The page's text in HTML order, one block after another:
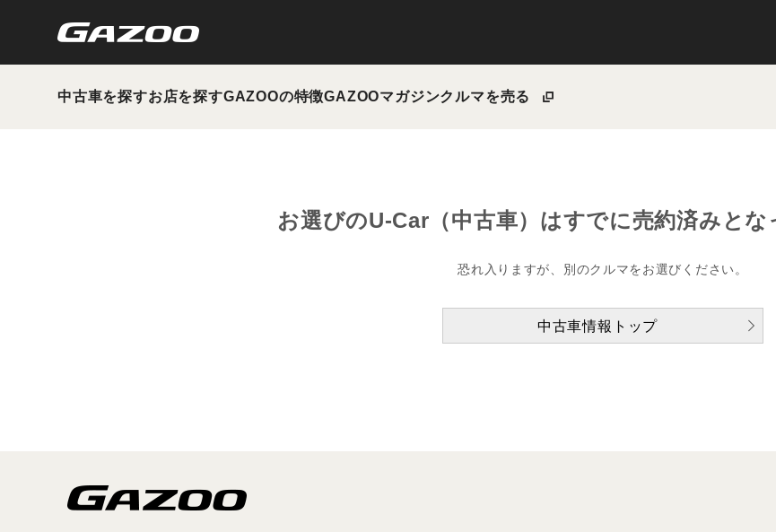
中古車を探すお店を探すGAZOOの特徴GAZOOマガジンクルマを売る
お選びのU-Car（中古車）はすでに売約済みとな
恐れ入りますが、別のクルマをお選びください。
中古車情報トップ